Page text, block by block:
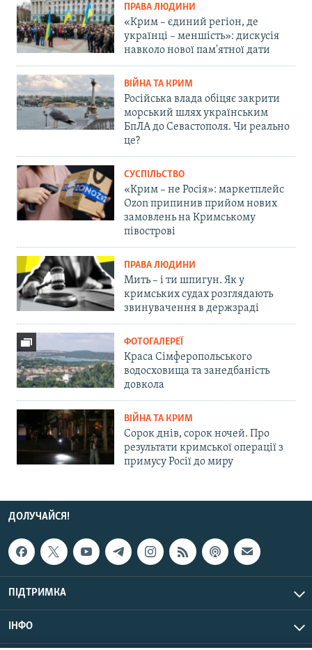
ПРАВА ЛЮДИНИ
«Крим – єдиний регіон, де
українці – меншість»: дискусія
навколо нової пам'ятної дати
ВІЙНА ТА КРИМ
Російська влада обіцяє закрити
морський шлях українським
БпЛА до Севастополя. Чи реально
це?
СУСПІЛЬСТВО
«Крим – не Росія»: маркетплейс
Ozon припинив прийом нових
замовлень на Кримському
півострові
ПРАВА ЛЮДИНИ
Мить – і ти шпигун. Як у
кримських судах розглядають
звинувачення в держзраді
ФОТОГАЛЕРЕЇ
Краса Сімферопольського
водосховища та занедбаність
довкола
ВІЙНА ТА КРИМ
Сорок днів, сорок ночей. Про
результати кримської операції з
примусу Росії до миру
ДОЛУЧАЙСЯ!
ПІДТРИМКА
ІНФО